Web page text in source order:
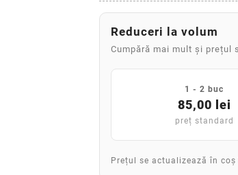
Reduceri la volum
Cumpără mai mult și prețul
1 - 2 buc
85,00 lei
preț standard
Prețul se actualizează în